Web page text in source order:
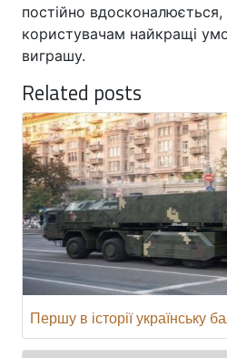
постійно
користувачам найкращі
виграшу.
Related posts
Першу в історії українську